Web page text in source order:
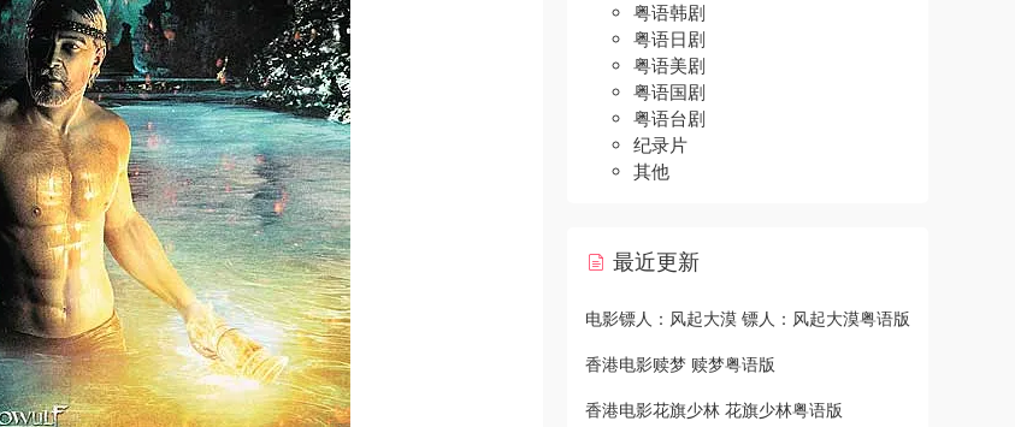
粤语韩剧
粤语日剧
粤语美剧
粤语国剧
粤语台剧
纪录片
其他
最近更新
电影镖人：风起大漠 镖人：风起大漠粤语版
香港电影赎梦 赎梦粤语版
香港电影花旗少林 花旗少林粤语版